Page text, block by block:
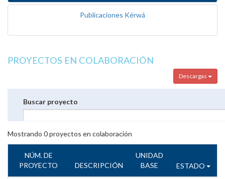
Publicaciones Kérwá
PROYECTOS EN COLABORACIÓN
Descargas
Buscar proyecto
Mostrando 0proyectos en colaboración
NÚM. DE
PROYECTO
DESCRIPCIÓN
UNIDAD
BASE
ESTADO